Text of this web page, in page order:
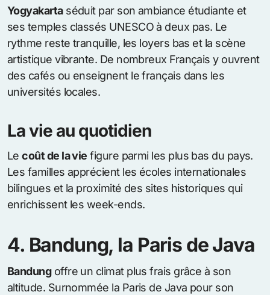
Yogyakartaséduit par son ambiance étudiante et
ses temples classés UNESCO à deux pas. Le
rythme reste tranquille, les loyers bas et la scène
artistique vibrante. De nombreux Français y ouvrent
des cafés ou enseignent le français dans les
universités locales.
La vie au quotidien
Lecoût de la vie figure parmi les plus bas du pays.
Les familles apprécient les écoles internationales
bilingues et la proximité des sites historiques qui
enrichissent les week-ends.
4. Bandung, la Paris de Java
Bandungoffre un climat plus frais grâce à son
altitude. Surnommée la Paris de Java pour son